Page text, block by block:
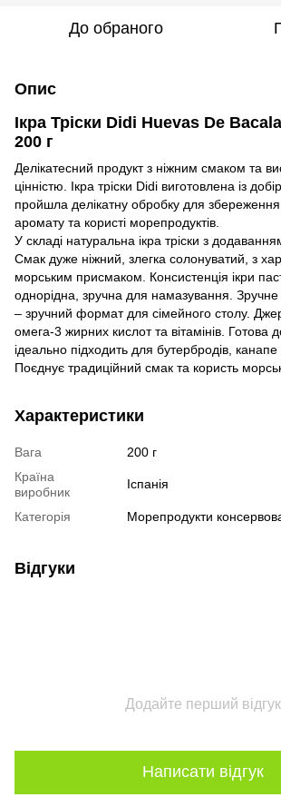
До обраного
Опис
Ікра Тріски Didi Huevas De
200 г
Делікатесний продукт з ніжним смаком та
цінністю. Ікра тріски Didi виготовлена ​​із
пройшла делікатну обробку для
аромату та користі морепродуктів.
У складі натуральна ікра тріски з
Смак дуже ніжний, злегка солонуватий, з
морським присмаком. Консистенція ікри
однорідна, зручна для намазування.
– зручний формат для сімейного столу.
омега-3 жирних кислот та вітамінів. Готова
ідеально підходить для бутербродів, канапе
Поєднує традиційний смак та користь
Характеристики
Вага
200 г
Країна
виробник
Іспанія
Категорія Морепродукти
Відгуки
Додайте перший відгук
Написати відгук